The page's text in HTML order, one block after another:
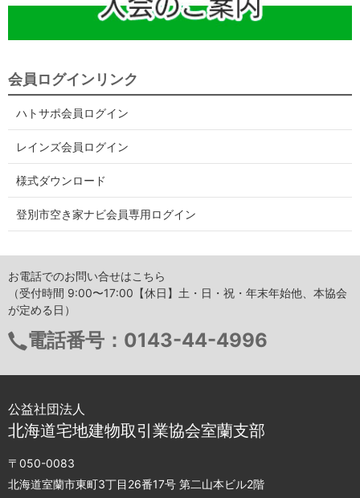
会員ログインリンク
ハトサポ会員ログイン
レインズ会員ログイン
様式ダウンロード
登別市空き家ナビ会員専用ログイン
お電話でのお問い合せはこちら
（受付時間 9:00〜17:00【休日】土・日・祝・年末年始他、本協会
が定める日）
電話番号： 0143-44-4996
公益社団法人
北海道宅地建物取引業協会室蘭支部
〒050-0083
北海道室蘭市東町3丁目26番17号 第二山本ビル2階